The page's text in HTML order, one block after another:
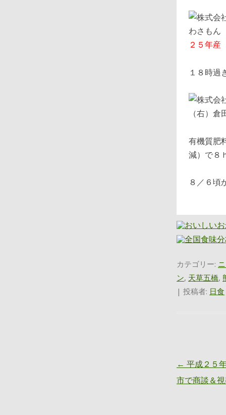
２５年
１８時
（右）
有機質肥
減）で８
８／６頃
カテゴリー:
ン, 天草五橋,
| 投稿者: 日食
投稿ナビゲ
← 平成２５
市で商談＆